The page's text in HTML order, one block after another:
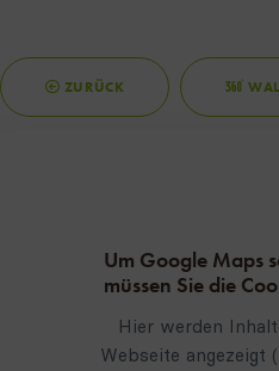
ZURÜCK
Um Google Maps
müssen Sie die
Hier werden
Webseite angezeigt (